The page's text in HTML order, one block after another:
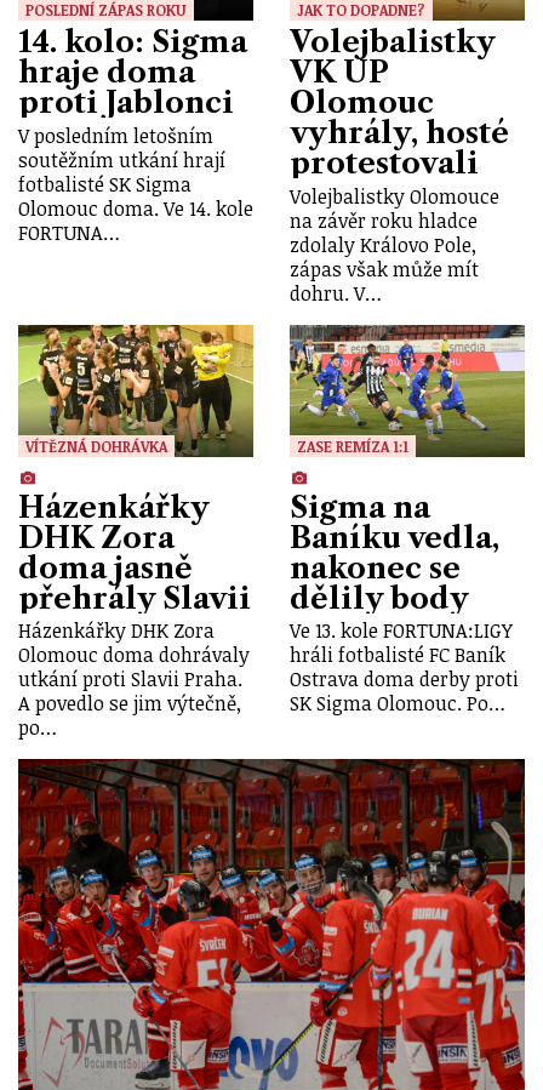
POSLEDNÍ ZÁPAS ROKU
14. kolo: Sigma
hraje doma
proti Jablonci
V posledním letošním
soutěžním utkání hrají
fotbalisté SK Sigma
Olomouc doma. Ve 14. kole
FORTUNA…
JAK TO DOPADNE?
Volejbalistky
VK UP
Olomouc
vyhrály, hosté
protestovali
Volejbalistky Olomouce
na závěr roku hladce
zdolaly Královo Pole,
zápas však může mít
dohru. V…
VÍTĚZNÁ DOHRÁVKA
Házenkářky
DHK Zora
doma jasně
přehrály Slavii
Házenkářky DHK Zora
Olomouc doma dohrávaly
utkání proti Slavii Praha.
A povedlo se jim výtečně,
po…
ZASE REMÍZA 1:1
Sigma na
Baníku vedla,
nakonec se
dělily body
Ve 13. kole FORTUNA:LIGY
hráli fotbalisté FC Baník
Ostrava doma derby proti
SK Sigma Olomouc. Po…